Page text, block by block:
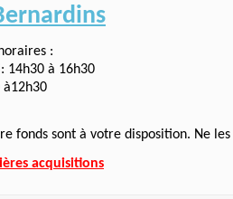
:
14h30 à 16h30
fonds sont à votre disposition. Ne
acquisitions